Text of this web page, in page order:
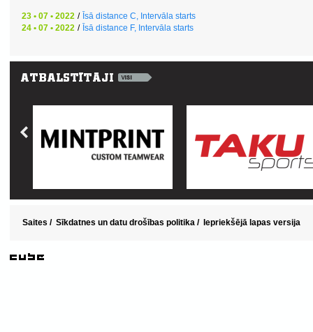
23 • 07 • 2022 / Īsā distance C, Intervāla starts
24 • 07 • 2022 / Īsā distance F, Intervāla starts
Saites / Sīkdatnes un datu drošības politika / Iepriekšējā lapas versija